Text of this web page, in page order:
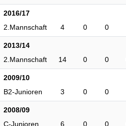
2016/17
2.Mannschaft
4 0 0
2013/14
2.Mannschaft
14 0 0
2009/10
B2-Junioren
3 0 0
2008/09
C-Junioren
6 0 0